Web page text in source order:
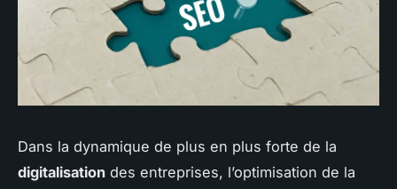
Dans la dynamique de plus en plus forte de la
digitalisation des entreprises, l’optimisation de la